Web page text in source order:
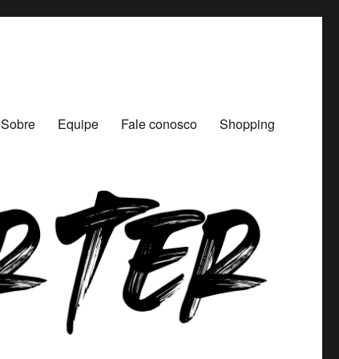
Sobre Equipe Fale conosco Shopping